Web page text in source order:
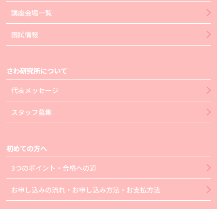
講座会場一覧
国試情報
さわ研究所について
代表メッセージ
スタッフ募集
初めての方へ
3つのポイント・合格への道
お申し込みの流れ・お申し込み方法・お支払方法